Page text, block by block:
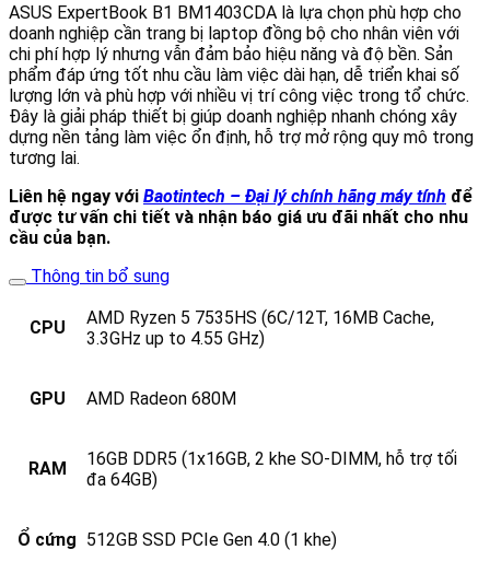
ASUS ExpertBook B1 BM1403CDA là lựa chọn phù hợp cho
doanh nghiệp cần trang bị laptop đồng bộ cho nhân viên với
chi phí hợp lý nhưng vẫn đảm bảo hiệu năng và độ bền. Sản
phẩm đáp ứng tốt nhu cầu làm việc dài hạn, dễ triển khai số
lượng lớn và phù hợp với nhiều vị trí công việc trong tổ chức.
Đây là giải pháp thiết bị giúp doanh nghiệp nhanh chóng xây
dựng nền tảng làm việc ổn định, hỗ trợ mở rộng quy mô trong
tương lai.
Liên hệ ngay với Baotintech – Đại lý chính hãng máy tính để
được tư vấn chi tiết và nhận báo giá ưu đãi nhất cho nhu
cầu của bạn.
Thông tin bổ sung
CPU
AMD Ryzen 5 7535HS (6C/12T, 16MB Cache,
3.3GHz up to 4.55 GHz)
GPU AMD Radeon 680M
RAM
16GB DDR5 (1x16GB, 2 khe SO-DIMM, hỗ trợ tối
đa 64GB)
Ổ cứng 512GB SSD PCIe Gen 4.0 (1 khe)